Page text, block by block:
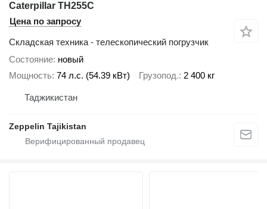
Caterpillar TH255C
Цена по запросу
Складская техника - телескопический погрузчик
Состояние новый
Мощность 74 л.с. (54.39 кВт) Грузопод. 2 400 кг
Таджикистан
Zeppelin Tajikistan